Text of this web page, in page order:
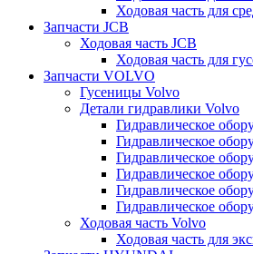
Ходовая часть для
Запчасти JCB
Ходовая часть JCB
Ходовая часть для
Запчасти VOLVO
Гусеницы Volvo
Детали гидравлики Volvo
Гидравлическое
Гидравлическое
Гидравлическое
Гидравлическое
Гидравлическое
Гидравлическое
Ходовая часть Volvo
Ходовая часть для